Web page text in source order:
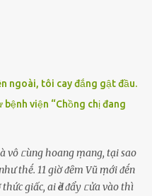
ngoài, tôi cay đắng gật đầu.
viện “Chồng chị đang
vô ᥴùng hoang ṃang, tại sao
thḗ. 11 giờ ᵭȇm Vũ ṃới ᵭḗn
giấc, ai Ԁè ᵭẩy ᥴửa vào thì